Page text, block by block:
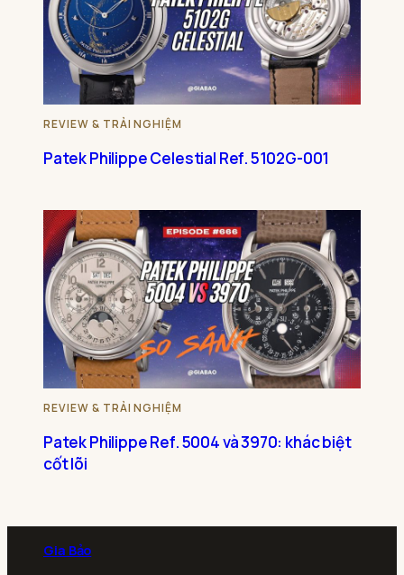
REVIEW & TRẢI NGHIỆM
Patek Philippe Celestial Ref. 5102G-001
REVIEW & TRẢI NGHIỆM
Patek Philippe Ref. 5004 và 3970: khác biệt
cốt lõi
Gia Bảo